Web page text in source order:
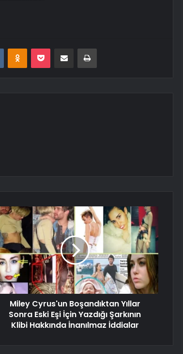
VKontakteOdnoklassniki
Pocket E-Posta ile paylaş Yazdır
Miley Cyrus'un Boşandıktan Yıllar
Sonra Eski Eşi İçin Yazdığı Şarkının
Klibi Hakkında İnanılmaz İddialar